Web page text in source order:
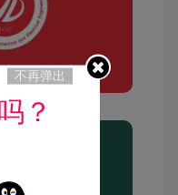
不再弹出
？